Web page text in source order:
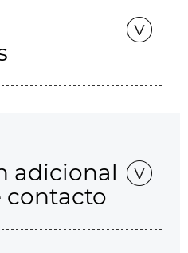
adicional
contacto